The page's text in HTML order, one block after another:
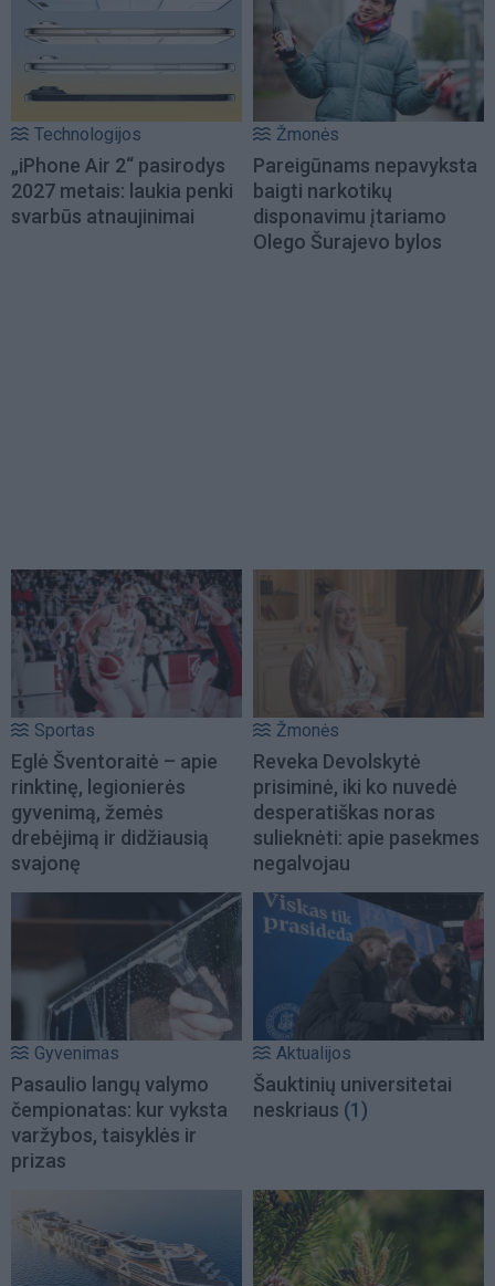
Technologijos
„iPhone Air 2“ pasirodys
2027 metais: laukia penki
svarbūs atnaujinimai
Žmonės
Pareigūnams nepavyksta
baigti narkotikų
disponavimu įtariamo
Olego Šurajevo bylos
Sportas
Eglė Šventoraitė – apie
rinktinę, legionierės
gyvenimą, žemės
drebėjimą ir didžiausią
svajonę
Žmonės
Reveka Devolskytė
prisiminė, iki ko nuvedė
desperatiškas noras
sulieknėti: apie pasekmes
negalvojau
Gyvenimas
Pasaulio langų valymo
čempionatas: kur vyksta
varžybos, taisyklės ir
prizas
Aktualijos
Šauktinių universitetai
neskriaus (1)